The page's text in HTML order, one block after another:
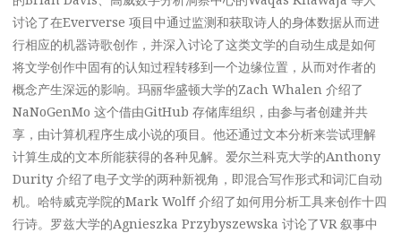
讨论了在Eververse 项目中通过监测和获取诗人的身体数据从而进
行相应的机器诗歌创作，并深入讨论了这类文学的自动生成是如何
将文学创作中固有的认知过程转移到一个边缘位置，从而对作者的
概念产生深远的影响。玛丽华盛顿大学的Zach Whalen 介绍了
NaNoGenMo 这个借由GitHub 存储库组织，由参与者创建并共
享，由计算机程序生成小说的项目。他还通过文本分析来尝试理解
计算生成的文本所能获得的各种见解。爱尔兰科克大学的Anthony
Durity 介绍了电子文学的两种新视角，即混合写作形式和词汇自动
机。哈特威克学院的Mark Wolﬀ 介绍了如何用分析工具来创作十四
行诗。罗兹大学的Agnieszka Przybyszewska 讨论了VR 叙事中